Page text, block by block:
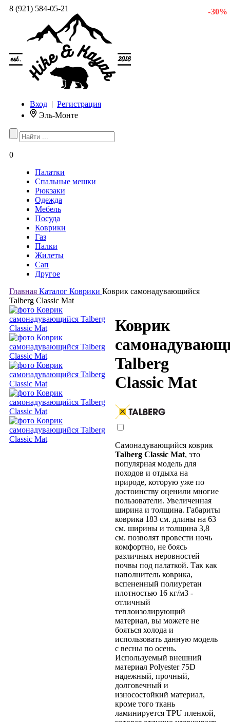
8 (921) 584-05-21
Вход | Регистрация
Эль-Монте
0
Палатки
Спальные мешки
Рюкзаки
Одежда
Мебель
Посуда
Коврики
Газ
Палки
Жилеты
Сап
Другое
Главная Каталог Коврики Коврик самонадувающийся
Talberg Classic Mat
- 30 %
Коврик
Talberg
Classic Mat
Самонадувающийся коврик
Talberg Classic Mat, это
популярная модель для
походов и отдыха на
природе, которую уже по
достоинству оценили многие
пользователи. Увеличенная
ширина и толщина. Габариты
коврика 183 см. длины на 63
см. ширины и толщина 3,8
см. позволят провести ночь
комфортно, не боясь
различных неровностей
почвы под палаткой. Так как
наполнитель коврика,
вспененный полиуретан
плотностью 16 кг/м3 -
отличный
теплоизолирующий
материал, вы можете не
бояться холода и
использовать данную модель
с весны по осень.
Используемый внешний
материал Polyester 75D
надежный, прочный,
долговечный и
износостойкий материал,
кроме того ткань
ламинируется TPU пленкой,